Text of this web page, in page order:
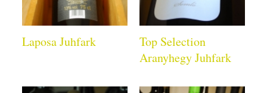
Laposa Juhfark
Top Selection
Aranyhegy Juhfark